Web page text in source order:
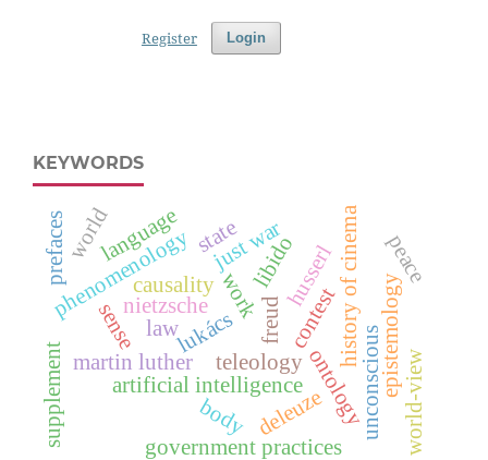
Login
Register
KEYWORDS
lukács
ontology
work
causality
teleology
phenomenology history of cinema
artificial intelligence
just war
martin luther
freud
libido
unconscious
contest
nietzsche
deleuze
prefaces language
sense
supplement body
epistemology
world-view
state
government practices
world
husserl peace
law